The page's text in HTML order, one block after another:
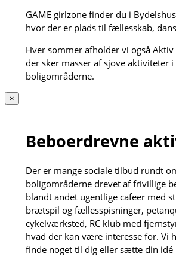
GAME girlzone finder du i
hvor der er plads til fællesskab,
Hver sommer afholder vi også
der sker masser af sjove aktiviteter i
boligområderne.
×
Beboerdrevne
Der er mange sociale tilbud rundt
boligområderne drevet af frivillige
blandt andet ugentlige cafeer med
brætspil og fællesspisninger,
cykelværksted, RC klub med
hvad der kan være interesse for. Vi
finde noget til dig eller sætte din idé